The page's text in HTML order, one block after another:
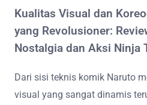
Kualitas Visual dan
yang Revolusioner:
Nostalgia dan Aksi Ninja
Dari sisi teknis komik Naruto
visual yang sangat dinamis